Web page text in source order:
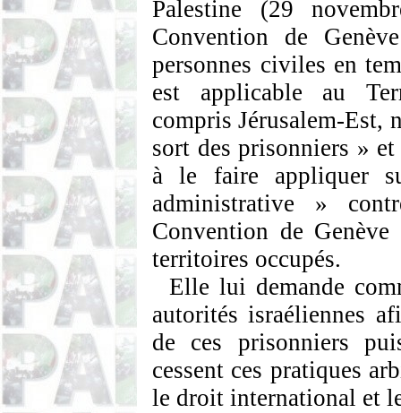
Palestine (29
Convention de
personnes civiles en
est applicable au
compris Jérusalem-Est,
sort des prisonniers »
à le faire appliquer
administrative »
Convention de
territoires occupés.
Elle lui demande
autorités israéliennes
de ces prisonniers
cessent ces pratiques
le droit international et